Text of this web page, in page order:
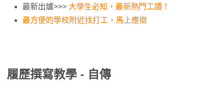
最新出爐>>> 大學生必知，最新熱門工讀！
最方便的學校附近找打工，馬上應徵
履歷撰寫教學 - 自傳